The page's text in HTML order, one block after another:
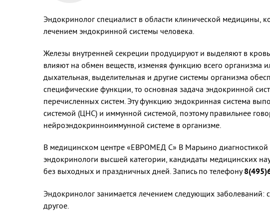
Эндокринолог специалист в области клинической медицины,
лечением эндокринной системы человека.
Железы внутренней секреции продуцируют и выделяют в
влияют на обмен веществ, изменяя функцию всего организма
дыхательная, выделительная и другие системы организма
специфические функции, то основная задача эндокринной
перечисленных систем. Эту функцию эндокринная система
системой (ЦНС) и иммунной системой, поэтому правильнее
нейроэндокринноиммунной системе в организме.
В медицинском центре «ЕВРОМЕД С» В Марьино
эндокринологи высшей категории, кандидаты медицинских
без выходных и праздничных дней. Запись по телефону
Эндокринолог занимается лечением следующих
другое.